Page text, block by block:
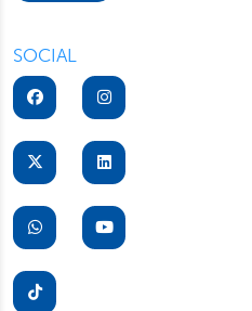
potrà scegliere quali tipi di
suo dispositivo. Potrà
preferenze cliccando
presente in ogni pagina del
informazioni sul trattamento
SOCIAL